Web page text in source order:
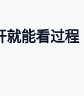
就能看过程